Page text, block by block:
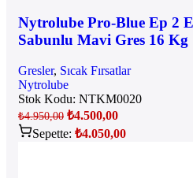
Nytrolube Pro-Blue Ep 2
Sabunlu Mavi Gres 16 Kg
Gresler, Sıcak Fırsatlar
Nytrolube
Stok Kodu: NTKM0020
₺4.950,00 ₺4.500,00
Sepette: ₺4.050,00